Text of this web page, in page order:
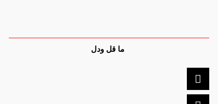
ما قل ودل